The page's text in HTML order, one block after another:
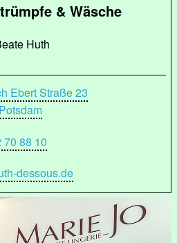
& Wäsche
Huth
Ebert Straße 23
70 88 10
dessous.de